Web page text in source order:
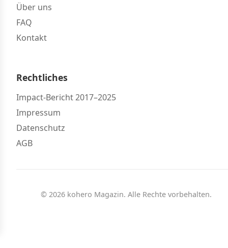
Über uns
FAQ
Kontakt
Rechtliches
Impact-Bericht 2017–2025
Impressum
Datenschutz
AGB
© 2026 kohero Magazin. Alle Rechte vorbehalten.